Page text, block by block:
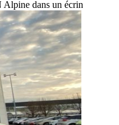
dans un écrin